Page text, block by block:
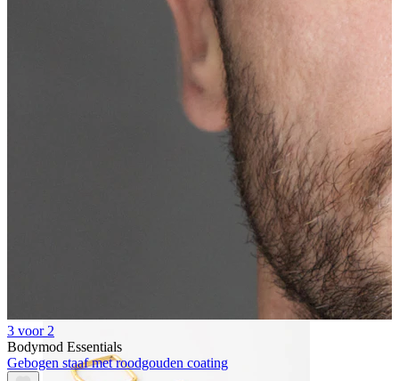
Bodymod Essentials
3 voor 2
Bodymod Essentials
Gebogen staaf met roodgouden coating